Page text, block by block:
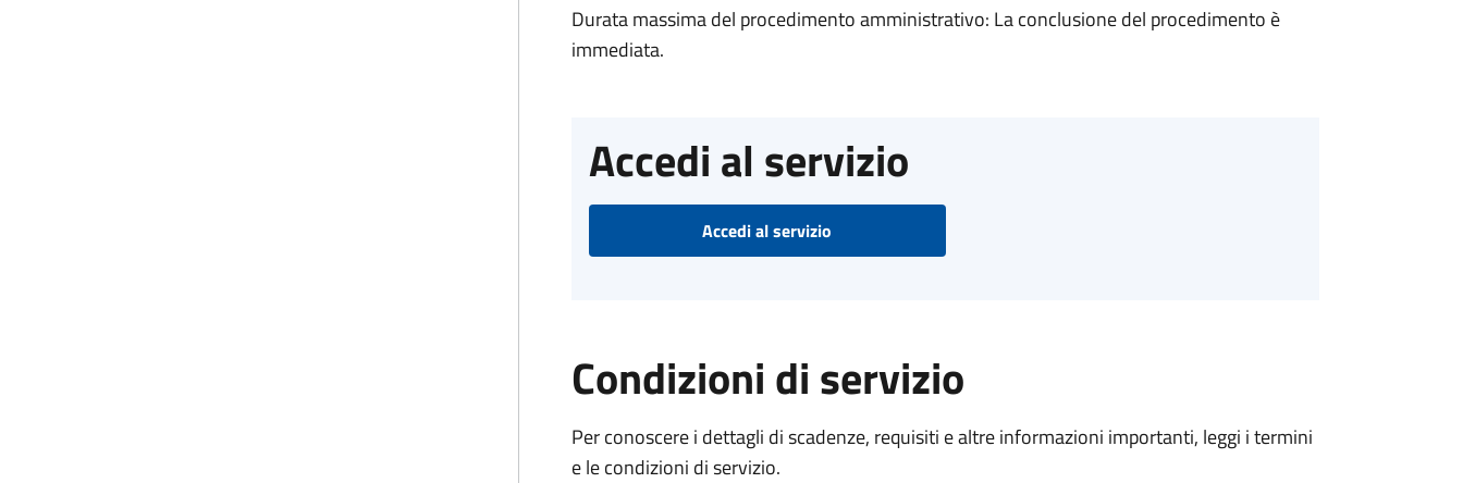
Durata massima del procedimento amministrativo: La conclusione del procedimento è
immediata.
Accedi al servizio
Accedi al servizio
Condizioni di servizio
Per conoscere i dettagli di scadenze, requisiti e altre informazioni importanti, leggi i termini
e le condizioni di servizio.